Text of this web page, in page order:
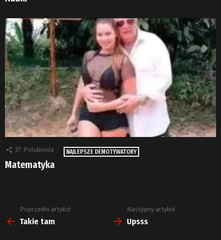
37 Polubienia NAJLEPSZE DEMOTYWATORY
Matematyka
Zobacz
więcej
Poprzedni artykuł
Takie tam
Następny artykuł
Upsss